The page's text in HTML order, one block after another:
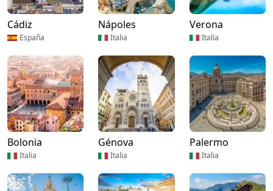
Cádiz
España
Nápoles
Italia
Verona
Italia
Bolonia
Italia
Génova
Italia
Palermo
Italia